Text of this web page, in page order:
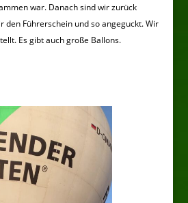
war. Danach sind wir zurück
den Führerschein und so angeguckt. Wir
Es gibt auch große Ballons.